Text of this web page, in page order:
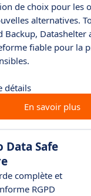
de choix pour les
alternatives.
Backup,
fiable pour la
détails
En savoir plus
Data Safe
complète et
RGPD